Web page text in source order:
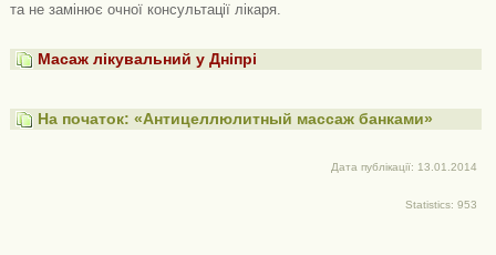
та не замінює очної консультації лікаря.
Масаж лікувальний у Дніпрі
На початок: «Антицеллюлитный массаж банками»
Дата публікації: 13.01.2014
Statistics: 953